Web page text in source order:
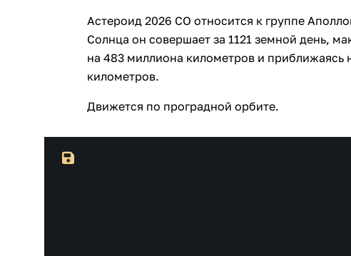
Астероид 2026 CO относится к группе
Солнца он совершает за 1121 земной день,
на 483 миллиона километров и приближаясь
километров.
Движется по проградной орбите.